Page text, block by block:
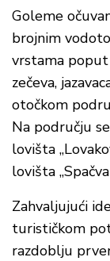
Goleme
brojnim
vrstama poput
zečeva,
otočkom
Na području
lovišta
lovišta
Zahvaljujući
turističkom
razdoblju